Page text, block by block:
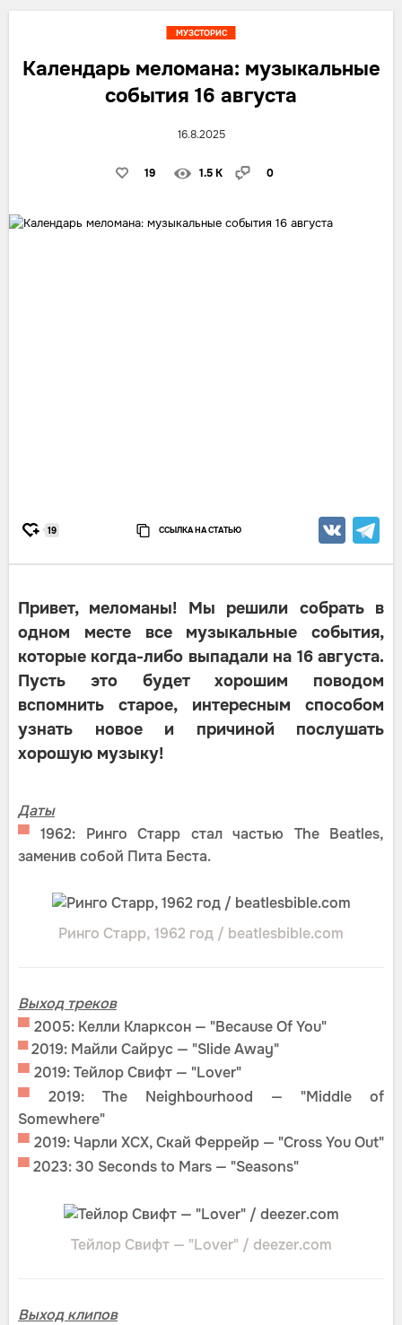
Календарь меломана: музыкальные
события 16 августа
16.8.2025
19 1.5 K 0
МУЗСТОРИС
19 ССЫЛКА НА СТАТЬЮ
Привет, меломаны! Мы решили собрать в
одном месте все музыкальные события,
которые когда-либо выпадали на 16 августа.
Пусть это будет хорошим поводом
вспомнить старое, интересным способом
узнать новое и причиной послушать
хорошую музыку!
Даты
▀1962: Ринго Старр стал частью The Beatles,
заменив собой Пита Беста.
Ринго Старр, 1962 год / beatlesbible.com
Выход треков
▀ 2005: Келли Кларксон — "Because Of You"
▀2019: Майли Сайрус — "Slide Away"
▀ 2019: Тейлор Свифт — "Lover"
▀ 2019: The Neighbourhood — "Middle of
Somewhere"
▀ 2019: Чарли XCX, Скай Феррейр — "Cross You Out"
▀2023: 30 Seconds to Mars — "Seasons"
Тейлор Свифт — "Lover" / deezer.com
Выход клипов